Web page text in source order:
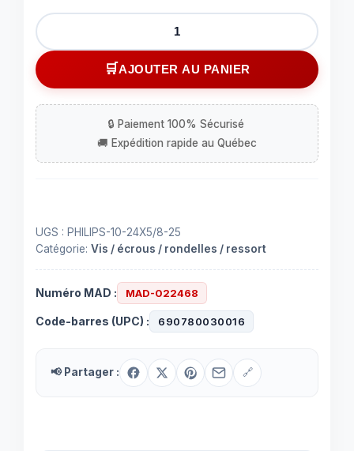
quantité
de
Vis
à
ronde
Philip
10
5/8,
25
AJOUTER AU PANIER
UGS : PHILIPS-10-24X5/8-25
Catégorie: Vis / écrous / rondelles / ressort
Numéro MAD : MAD-022468
Code-barres (UPC) : 690780030016
📢 Partager : 🔗